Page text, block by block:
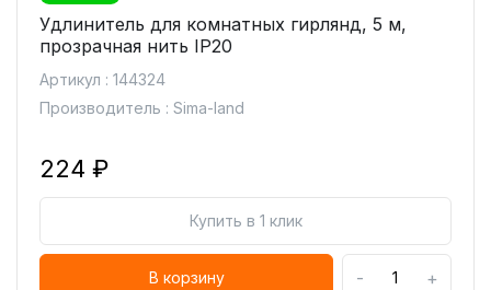
Удлинитель для комнатных гирлянд, 5 м,
прозрачная нить IP20
Артикул : 144324
Производитель : Sima-land
224 ₽
Купить в 1 клик
В корзину - +